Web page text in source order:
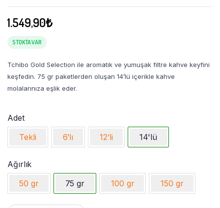
1.549,90₺
STOKTA VAR
Tchibo Gold Selection ile aromatik ve yumuşak filtre kahve keyfini
keşfedin. 75 gr paketlerden oluşan 14’lü içerikle kahve
molalarınıza eşlik eder.
Adet
Tekli
6’lı 12’li 14'lü
Ağırlık
50 gr
75 gr 100 gr 150 gr